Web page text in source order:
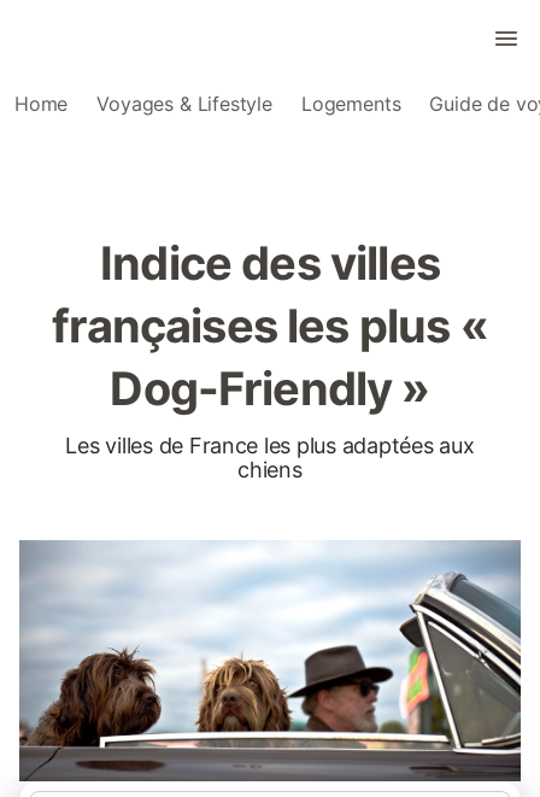
Home Voyages & Lifestyle Logements Guide de
Indice des villes
françaises les plus «
Dog-Friendly »
Les villes de France les plus adaptées aux
chiens